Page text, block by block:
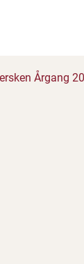
Årgang